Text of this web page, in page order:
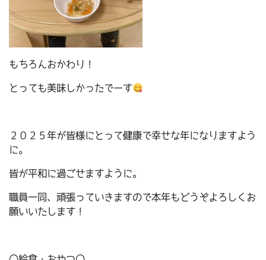
もちろんおかわり！
とっても美味しかったでーす
２０２５年が皆様にとって健康で幸せな年になりますよう
に。
皆が平和に過ごせますように。
職員一同、頑張っていきますので本年もどうぞよろしくお
願いいたします！